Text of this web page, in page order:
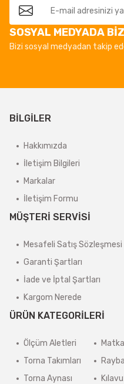
SOSYAL MEDYADA BİZ
Bizi sosyal medyadan takip
BİLGİLER
Hakkımızda
İletişim Bilgileri
Markalar
İletişim Formu
MÜŞTERİ SERVİSİ
Mesafeli Satış Sözleşmesi
Garanti Şartları
İade ve İptal Şartları
Kargom Nerede
ÜRÜN KATEGORİLERİ
Ölçüm Aletleri
Torna Takımları
Torna Aynası